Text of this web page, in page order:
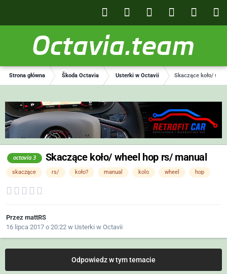
Octavia.team
Strona główna Škoda Octavia Usterki w Octavii Skaczące koło/
octavia 3 Skaczące koło/ wheel hop rs/ manual
skaczące rs/ koło? manual kolo wheel hop
Przez mattRS
16 lipca 2017 o 20:22 w Usterki w Octavii
Odpowiedz w tym temacie